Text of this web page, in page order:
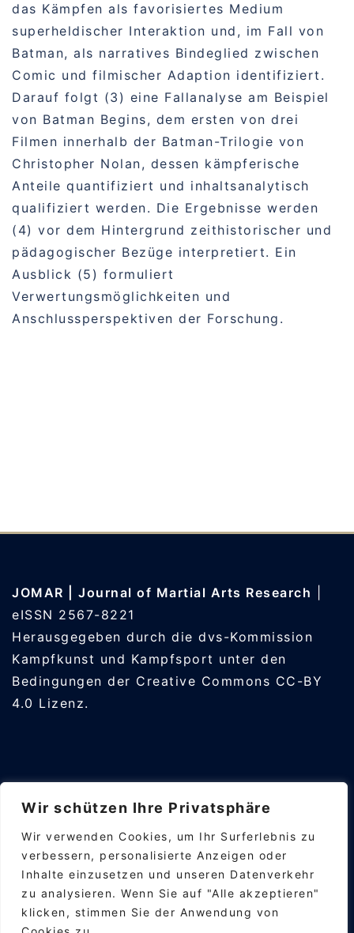
Wir schützen Ihre Privatsphäre
Wir verwenden Cookies, um Ihr Surferlebnis zu
verbessern, personalisierte Anzeigen oder
Inhalte einzusetzen und unseren Datenverkehr
zu analysieren. Wenn Sie auf "Alle akzeptieren"
klicken, stimmen Sie der Anwendung von
das Kämpfen als favorisiertes Medium
superheldischer Interaktion und, im Fall von
Batman, als narratives Bindeglied zwischen
Comic und filmischer Adaption identifiziert.
Darauf folgt (3) eine Fallanalyse am Beispiel
von Batman Begins, dem ersten von drei
Filmen innerhalb der Batman-Trilogie von
Christopher Nolan, dessen kämpferische
Anteile quantifiziert und inhaltsanalytisch
qualifiziert werden. Die Ergebnisse werden
(4) vor dem Hintergrund zeithistorischer und
pädagogischer Bezüge interpretiert. Ein
Ausblick (5) formuliert
Verwertungsmöglichkeiten und
Anschlussperspektiven der Forschung.
JOMAR | Journal of Martial Arts Research
eISSN 2567-8221
Herausgegeben durch die dvs-Kommission
Kampfkunst und Kampfsport unter den
Bedingungen der Creative Commons CC-BY
4.0 Lizenz.
Impressum
Journal
Datenschutz